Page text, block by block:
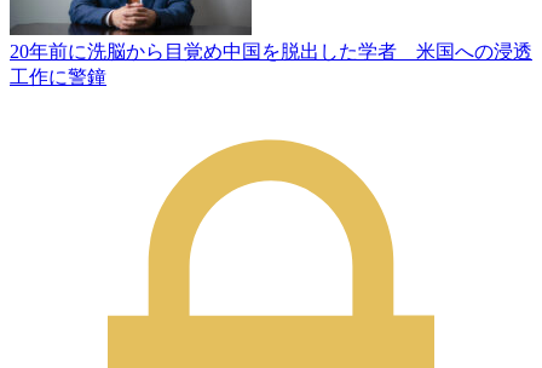
20年前に洗脳から目覚め中国を脱出した学者 米国への浸透
工作に警鐘